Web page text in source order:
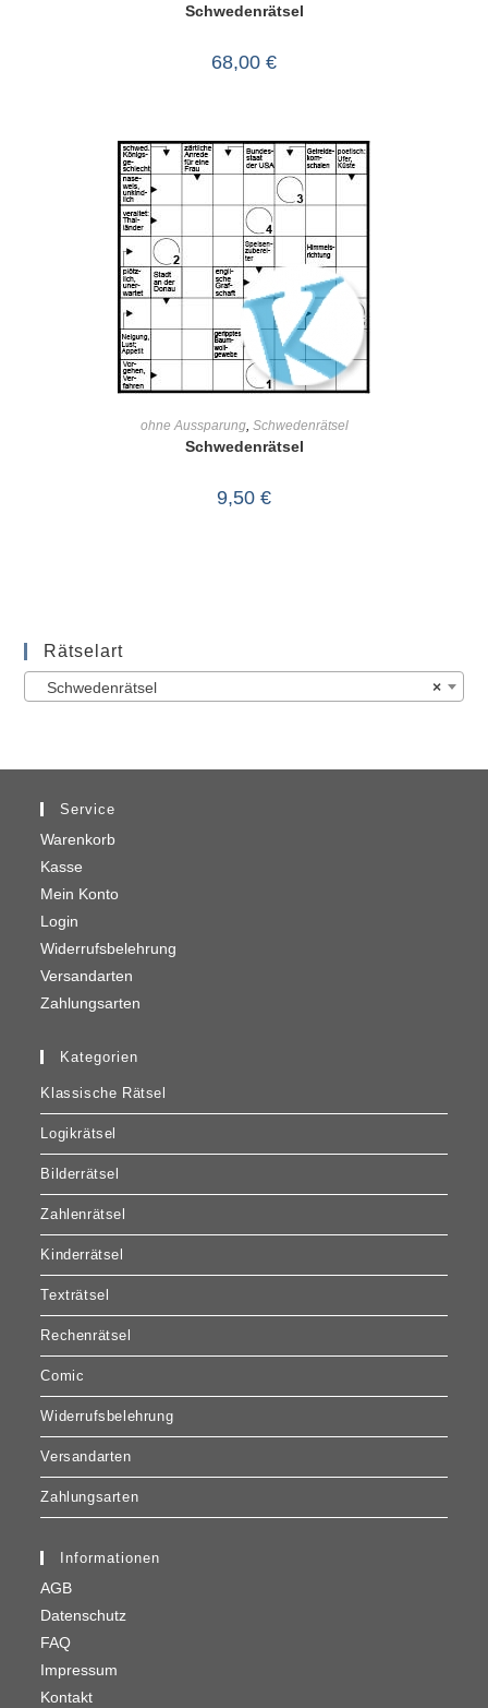
Schwedenrätsel
68,00 €
ohne Aussparung, Schwedenrätsel
Schwedenrätsel
9,50 €
Rätselart
×
Schwedenrätsel
Service
Warenkorb
Kasse
Mein Konto
Login
Widerrufsbelehrung
Versandarten
Zahlungsarten
Kategorien
Klassische Rätsel
Logikrätsel
Bilderrätsel
Zahlenrätsel
Kinderrätsel
Texträtsel
Rechenrätsel
Comic
Widerrufsbelehrung
Versandarten
Zahlungsarten
Informationen
AGB
Datenschutz
FAQ
Impressum
Kontakt